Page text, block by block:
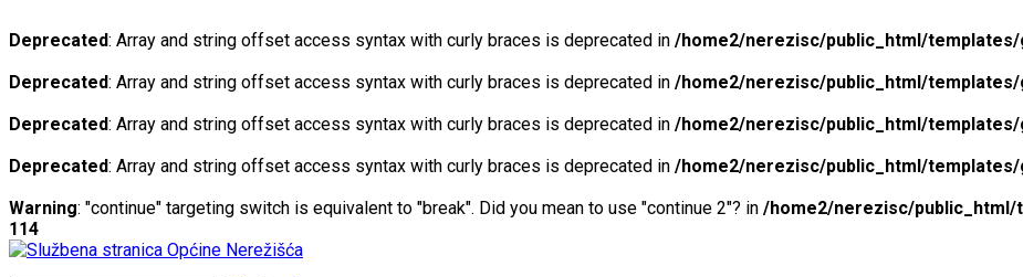
Deprecated: Array and string offset access syntax with curly braces is deprecated in /home2/nerezisc/public_html/
Deprecated: Array and string offset access syntax with curly braces is deprecated in /home2/nerezisc/public_html/
Deprecated: Array and string offset access syntax with curly braces is deprecated in /home2/nerezisc/public_html/
Deprecated: Array and string offset access syntax with curly braces is deprecated in /home2/nerezisc/public_html/
Warning: "continue" targeting switch is equivalent to "break". Did you mean to use "continue 2"? in /home2/nerezisc/public_html/
114